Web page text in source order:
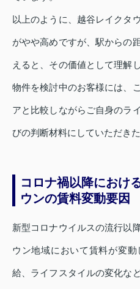
以上のように、越谷レイクタ
がやや高めですが、駅からの
えると、その価値として理解
物件を検討中のお客様には、
アと比較しながらご自身のラ
びの判断材料にしていただきた
コロナ禍以降におけ
ウンの賃料変動要因
新型コロナウイルスの流行以
ウン地域において賃料が変
給、ライフスタイルの変化な